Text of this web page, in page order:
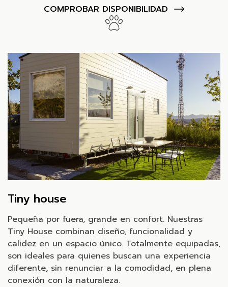
COMPROBAR DISPONIBILIDAD
Tiny house
Pequeña por fuera, grande en confort. Nuestras
Tiny House combinan diseño, funcionalidad y
calidez en un espacio único. Totalmente equipadas,
son ideales para quienes buscan una experiencia
diferente, sin renunciar a la comodidad, en plena
conexión con la naturaleza.